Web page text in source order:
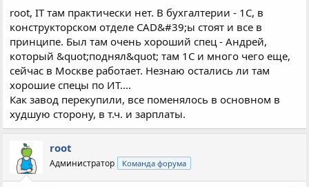
root, IT там практически нет. В бухгалтерии - 1С, в
конструкторском отделе CAD&#39;ы стоят и все в
принципе. Был там очень хороший спец - Андрей,
который &quot;поднял&quot; там 1С и много чего еще,
сейчас в Москве работает. Незнаю остались ли там
хорошие спецы по ИТ....
Как завод перекупили, все поменялось в основном в
худшую сторону, в т.ч. и зарплаты.
root
Администратор Команда форума